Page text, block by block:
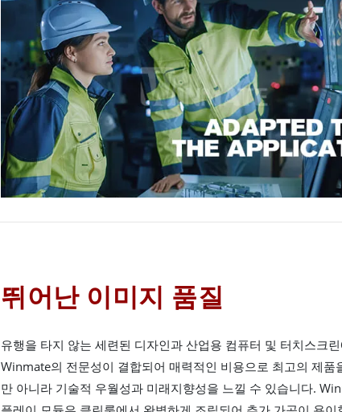
뛰어난 이미지 품질
유행을 타지 않는 세련된 디자인과 산업용 컴퓨터 및 터치스크
Winmate의 전문성이 결합되어 매력적인 비용으로 최고의 제품
만 아니라 기술적 우월성과 미래지향성을 느낄 수 있습니다.